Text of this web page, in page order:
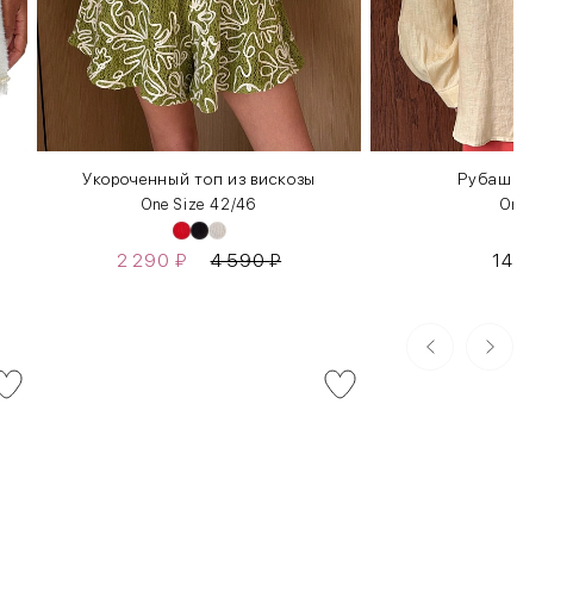
Укороченный топ из вискозы
One Size 42/46
2 290 ₽ 4 590₽
Рубашка изо
One Size
14 590